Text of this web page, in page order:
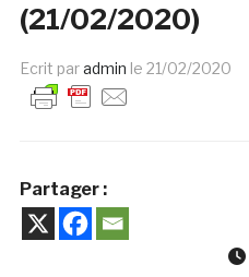
(21/02/2020)
Ecrit paradmin le 21/02/2020
Partager :